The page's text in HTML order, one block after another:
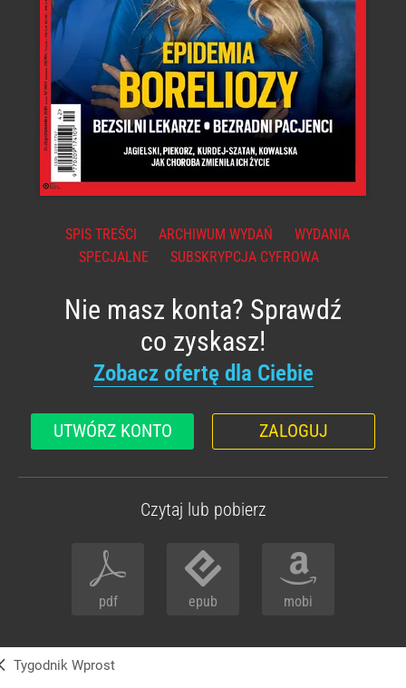
SPIS TREŚCI ARCHIWUM WYDAŃ
WYDANIA
SPECJALNE
SUBSKRYPCJA CYFROWA
Nie masz konta? Sprawdź
co zyskasz!
Zobacz ofertę dla Ciebie
UTWÓRZ KONTO ZALOGUJ
Czytaj lub pobierz
pdf epub mobi
Tygodnik Wprost